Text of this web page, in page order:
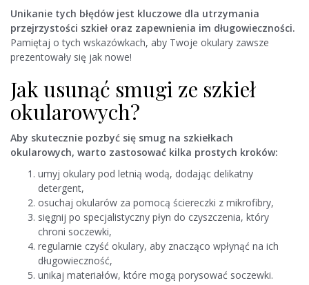
Unikanie tych błędów jest kluczowe dla utrzymania
przejrzystości szkieł oraz zapewnienia im długowieczności.
Pamiętaj o tych wskazówkach, aby Twoje okulary zawsze
prezentowały się jak nowe!
Jak usunąć smugi ze szkieł
okularowych?
Aby skutecznie pozbyć się smug na szkiełkach
okularowych, warto zastosować kilka prostych kroków:
umyj okulary pod letnią wodą, dodając delikatny
detergent,
osuchaj okularów za pomocą ściereczki z mikrofibry,
sięgnij po specjalistyczny płyn do czyszczenia, który
chroni soczewki,
regularnie czyść okulary, aby znacząco wpłynąć na ich
długowieczność,
unikaj materiałów, które mogą porysować soczewki.